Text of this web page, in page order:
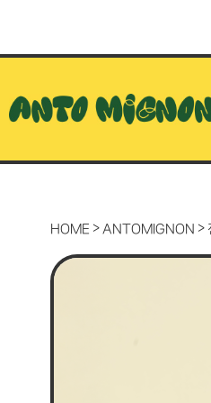
HOME > ANTOMIGNON >